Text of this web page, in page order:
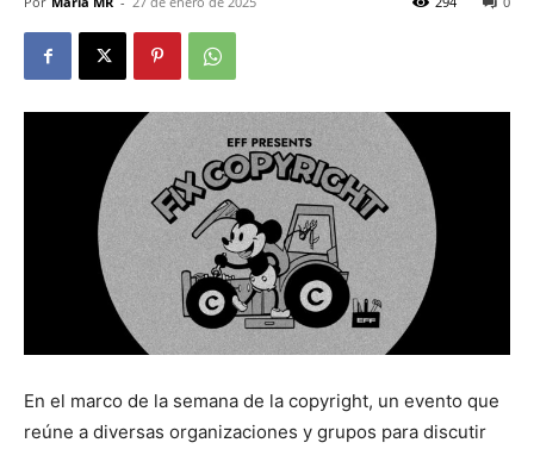
En el marco de la semana de la copyright, un evento que
reúne a diversas organizaciones y grupos para discutir